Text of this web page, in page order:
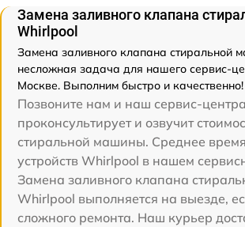
Замена заливного клапана
Whirlpool
Замена заливного клапана стиральной
несложная задача для нашего сервис-
Москве. Выполним быстро и качественно!
Позвоните нам и наш сервис-центра
проконсультирует и озвучит
стиральной машины. Среднее
устройств Whirlpool в нашем
Замена заливного клапана
Whirlpool выполняется на выезде,
сложного ремонта. Наш курьер